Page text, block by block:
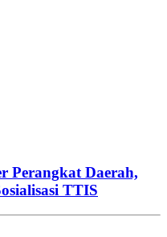
Perangkat Daerah,
TTIS